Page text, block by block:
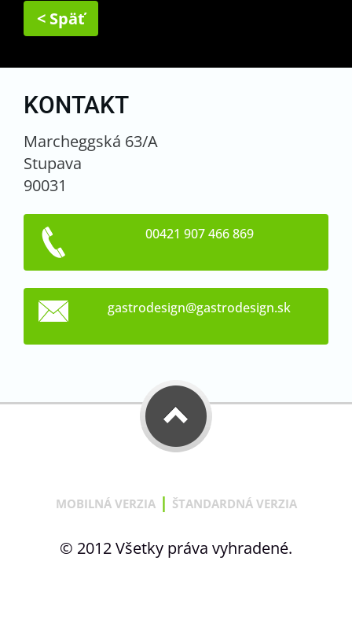
< Späť
KONTAKT
Marcheggská 63/A
Stupava
90031
00421 907 466 869
gastrodesign@gastrodesign.sk
MOBILNÁ VERZIA | ŠTANDARDNÁ VERZIA
© 2012 Všetky práva vyhradené.